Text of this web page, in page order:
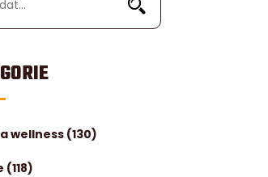
wellness (130)
(118)